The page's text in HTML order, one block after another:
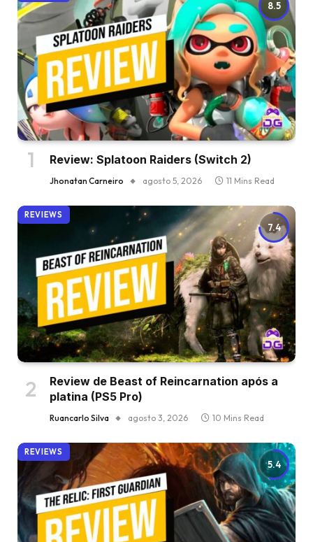
8.5
Review: Splatoon Raiders (Switch 2)
Jhonatan Carneiro agosto 5, 2026 11 Mins Read
7.4
REVIEWS
Review de Beast of Reincarnation após a
platina (PS5 Pro)
Ruancarlo Silva agosto 3, 2026 10 Mins Read
5.4
REVIEWS